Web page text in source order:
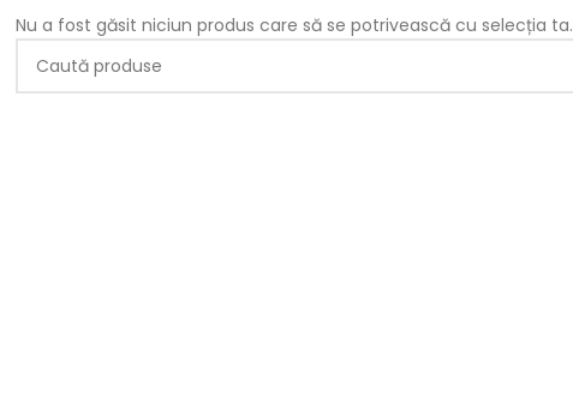
Nu a fost găsit niciun produs care să se potrivească cu selecția ta.